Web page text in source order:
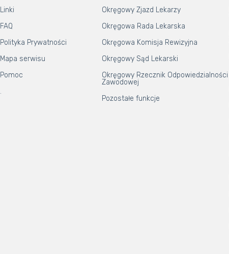
Linki
FAQ
Polityka Prywatności
Mapa serwisu
Pomoc
.
Okręgowy Zjazd Lekarzy
Okręgowa Rada Lekarska
Okręgowa Komisja Rewizyjna
Okręgowy Sąd Lekarski
Okręgowy Rzecznik Odpowiedzialności
Zawodowej
Pozostałe funkcje